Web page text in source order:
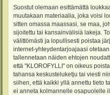
Suostut olemaan esittämättä
muutakaan materiaalia, joka voisi
sitten omassa maassasi, se maa,
sijoitettu tai kansainvälisiä lakeja.
välittömästi ja lopullisesti poistaa
internet-yhteydentarjoajaasi
tallennetaan näiden ehtojen
että "KLOROFYLLI" on oikeus
tahansa keskusteluketju tai viesti
siihen, että kaikki yllä annettu tieto
ei anneta kolmannelle osapuolelle